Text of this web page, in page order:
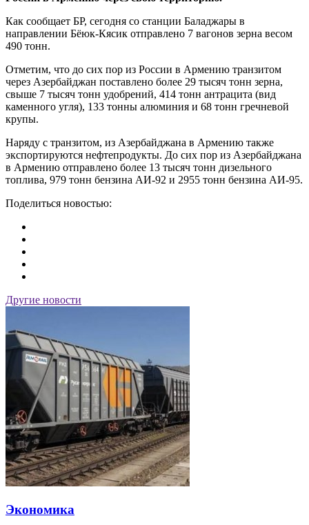
Как сообщает БР, сегодня со станции Баладжары в
направлении Бёюк-Кясик отправлено 7 вагонов зерна весом
490 тонн.
Отметим, что до сих пор из России в Армению транзитом
через Азербайджан поставлено более 29 тысяч тонн зерна,
свыше 7 тысяч тонн удобрений, 414 тонн антрацита (вид
каменного угля), 133 тонны алюминия и 68 тонн гречневой
крупы.
Наряду с транзитом, из Азербайджана в Армению также
экспортируются нефтепродукты. До сих пор из Азербайджана
в Армению отправлено более 13 тысяч тонн дизельного
топлива, 979 тонн бензина АИ-92 и 2955 тонн бензина АИ-95.
Поделиться новостью:
Другие новости
Экономика